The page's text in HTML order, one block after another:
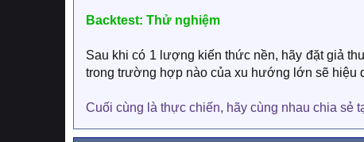
Backtest: Thử nghiệm
Sau khi có 1 lượng kiến thức nền, hãy đặt giả
trong trường hợp nào của xu hướng lớn sẽ hiệu
Cuối cùng là thực chiến, hãy cùng nhau chia sẻ